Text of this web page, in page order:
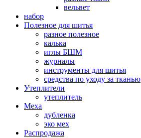
вельвет
набор
Полезное для шитья
разное полезное
калька
иглы БШМ
журналы
инструменты для шитья
средства по уходу за тканью
Утеплители
утеплитель
Меха
дубленка
эко мех
Распродажа